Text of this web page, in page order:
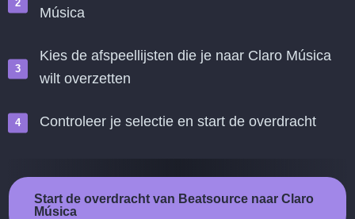
Música
Kies de afspeellijsten die je naar Claro Música
wilt overzetten
Controleer je selectie en start de overdracht
Start de overdracht van Beatsource naar Claro
Música